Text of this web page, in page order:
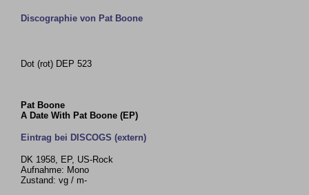
Discographie von Pat Boone
Dot (rot) DEP 523
Pat Boone
A Date With Pat Boone (EP)
Eintrag bei DISCOGS (extern)
DK 1958, EP, US-Rock
Aufnahme: Mono
Zustand: vg / m-